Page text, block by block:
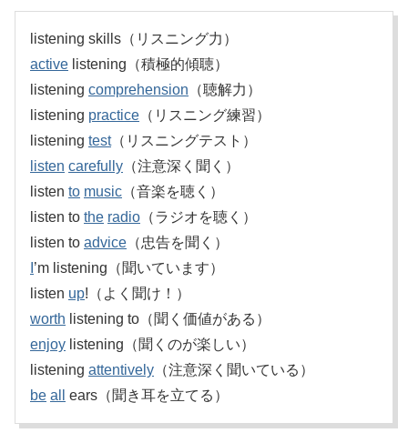
listening skills（リスニング力）
active listening（積極的傾聴）
listening comprehension （聴解力）
listening practice （リスニング練習）
listening test（リスニングテスト）
listen carefully （注意深く聞く）
listen to music （音楽を聴く）
listen to the radio （ラジオを聴く）
listen to advice （忠告を聞く）
’m listening（聞いています）
listen up!（よく聞け！）
worth listening to（聞く価値がある）
enjoy listening（聞くのが楽しい）
listening attentively （注意深く聞いている）
be all ears（聞き耳を立てる）